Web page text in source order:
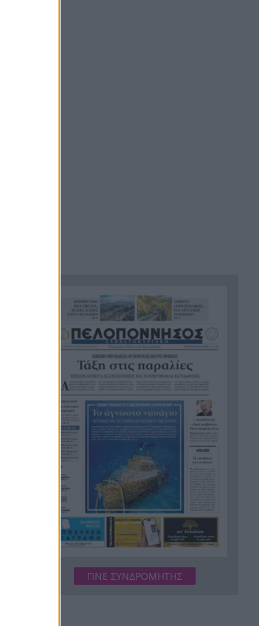
Καυτό 48ωρο στη Δυτική
Ελλάδα: 39άρια και αυξημένος
φόβος για πυρκαγιές –
Συνεδρίασε η επιτροπή
Εκτίμησης Κινδύνου
13:24
Κορυφώνεται το κύμα των
εκδρομέων – Αυξημένη κίνηση
στη Γέφυρα Ρίου-Αντιρρίου
13:12 Πάτρα 2006, είκοσι χρόνια
μετά: Πού βρίσκεται σήμερα η
«προίκα» της Πολιτιστικής
Πρωτεύουσας
13:00 Κάτω Αχαΐα: Ολα έτοιμα για
τη 2η Βραδιά Εμπορίου
Φινάλε στο Ράλι Ιονίου – Ο
ΓΙΝΕ ΣΥΝΔΡΟΜΗΤΗΣ